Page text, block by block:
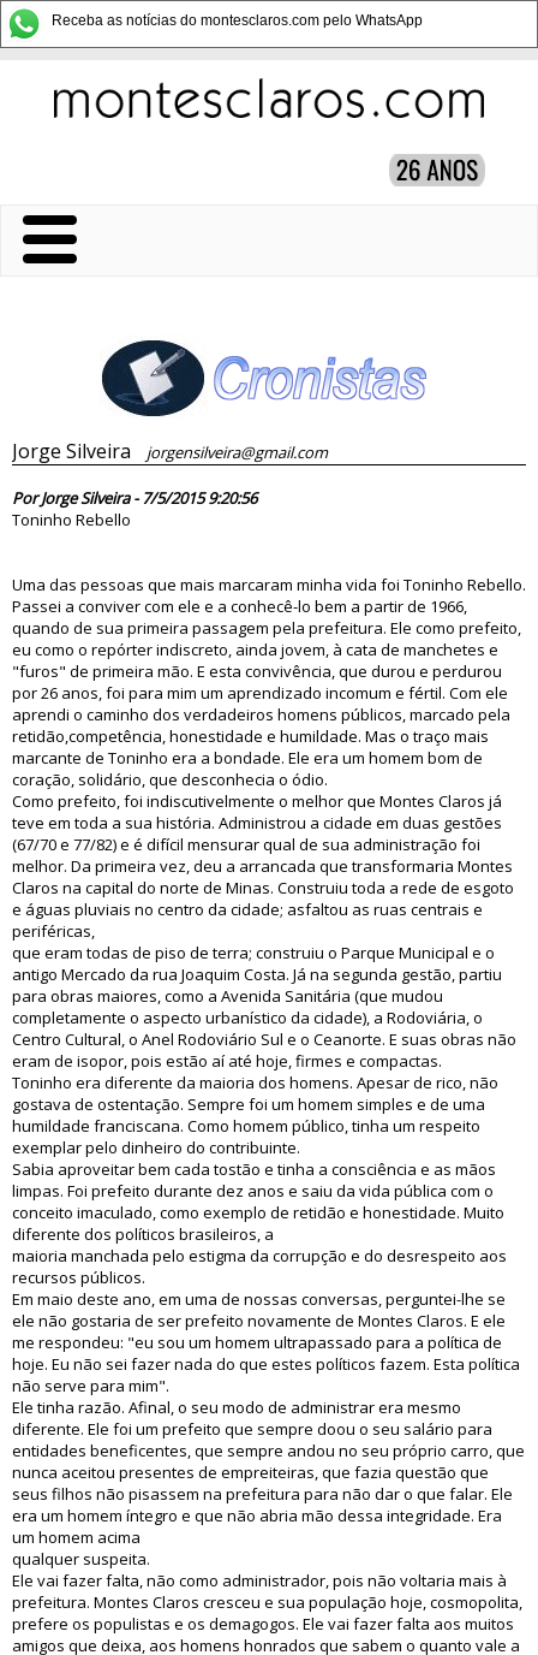
Receba as notícias do montesclaros.com pelo WhatsApp
Jorge Silveira
jorgensilveira@gmail.com
Por Jorge Silveira - 7/5/2015 9:20:56
Toninho Rebello
Uma das pessoas que mais marcaram minha vida foi Toninho Rebello.
Passei a conviver com ele e a conhecê-lo bem a partir de 1966,
quando de sua primeira passagem pela prefeitura. Ele como prefeito,
eu como o repórter indiscreto, ainda jovem, à cata de manchetes e
"furos" de primeira mão. E esta convivência, que durou e perdurou
por 26 anos, foi para mim um aprendizado incomum e fértil. Com ele
aprendi o caminho dos verdadeiros homens públicos, marcado pela
retidão,competência, honestidade e humildade. Mas o traço mais
marcante de Toninho era a bondade. Ele era um homem bom de
coração, solidário, que desconhecia o ódio.
Como prefeito, foi indiscutivelmente o melhor que Montes Claros já
teve em toda a sua história. Administrou a cidade em duas gestões
(67/70 e 77/82) e é difícil mensurar qual de sua administração foi
melhor. Da primeira vez, deu a arrancada que transformaria Montes
Claros na capital do norte de Minas. Construiu toda a rede de esgoto
e águas pluviais no centro da cidade; asfaltou as ruas centrais e
periféricas,
que eram todas de piso de terra; construiu o Parque Municipal e o
antigo Mercado da rua Joaquim Costa. Já na segunda gestão, partiu
para obras maiores, como a Avenida Sanitária (que mudou
completamente o aspecto urbanístico da cidade), a Rodoviária, o
Centro Cultural, o Anel Rodoviário Sul e o Ceanorte. E suas obras não
eram de isopor, pois estão aí até hoje, firmes e compactas.
Toninho era diferente da maioria dos homens. Apesar de rico, não
gostava de ostentação. Sempre foi um homem simples e de uma
humildade franciscana. Como homem público, tinha um respeito
exemplar pelo dinheiro do contribuinte.
Sabia aproveitar bem cada tostão e tinha a consciência e as mãos
limpas. Foi prefeito durante dez anos e saiu da vida pública com o
conceito imaculado, como exemplo de retidão e honestidade. Muito
diferente dos políticos brasileiros, a
maioria manchada pelo estigma da corrupção e do desrespeito aos
recursos públicos.
Em maio deste ano, em uma de nossas conversas, perguntei-lhe se
ele não gostaria de ser prefeito novamente de Montes Claros. E ele
me respondeu: "eu sou um homem ultrapassado para a política de
hoje. Eu não sei fazer nada do que estes políticos fazem. Esta política
não serve para mim".
Ele tinha razão. Afinal, o seu modo de administrar era mesmo
diferente. Ele foi um prefeito que sempre doou o seu salário para
entidades beneficentes, que sempre andou no seu próprio carro, que
nunca aceitou presentes de empreiteiras, que fazia questão que
seus filhos não pisassem na prefeitura para não dar o que falar. Ele
era um homem íntegro e que não abria mão dessa integridade. Era
um homem acima
qualquer suspeita.
Ele vai fazer falta, não como administrador, pois não voltaria mais à
prefeitura. Montes Claros cresceu e sua população hoje, cosmopolita,
prefere os populistas e os demagogos. Ele vai fazer falta aos muitos
amigos que deixa, aos homens honrados que sabem o quanto vale a